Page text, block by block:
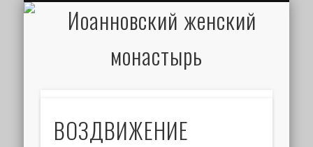
ВОЗДВИЖЕНИЕ